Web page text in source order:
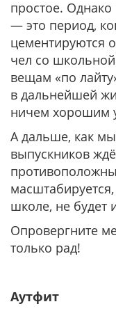
простое.
— это период,
цементируются
чел со
вещам «по
в дальнейшей
ничем хорошим
А дальше, как
выпускников
школе, не будет
Опровергните
только рад!
Аутфит